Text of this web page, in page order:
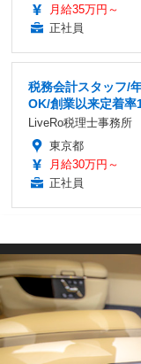
月給35万円～
正社員
税務会計スタッフ/
OK/創業以来定着率
LiveRo税理士事務所
東京都
月給30万円～
正社員